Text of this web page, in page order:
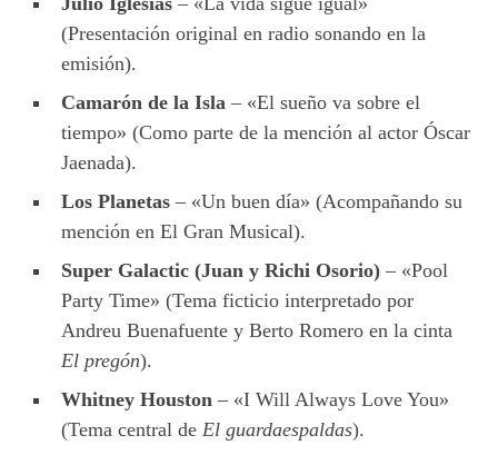
(Presentación original en radio sonando en la
emisión).
Camarón de la Isla – «El sueño va sobre el
tiempo» (Como parte de la mención al actor Óscar
Jaenada).
Los Planetas – «Un buen día» (Acompañando su
mención en El Gran Musical).
Super Galactic (Juan y Richi Osorio) – «Pool
Party Time» (Tema ficticio interpretado por
Andreu Buenafuente y Berto Romero en la cinta
El pregón).
Whitney Houston – «I Will Always Love You»
(Tema central de El guardaespaldas).